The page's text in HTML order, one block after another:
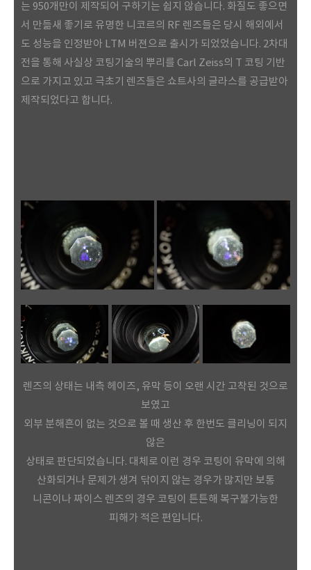
는 950개만이 제작되어 구하기는 쉽지 않습니다. 화질도 좋으면
서 만듦새 좋기로 유명한 니코르의 RF 렌즈들은 당시 해외에서
도 성능을 인정받아 LTM 버젼으로 출시가 되었었습니다. 2차대
전을 통해 사실상 코팅기술의 뿌리를 Carl Zeiss의 T 코팅 기반
으로 가지고 있고 극초기 렌즈들은 쇼트사의 글라스를 공급받아
제작되었다고 합니다.
렌즈의 상태는 내측 헤이즈, 유막 등이 오랜 시간 고착된 것으로
보였고
외부 분해흔이 없는 것으로 볼 때 생산 후 한번도 클리닝이 되지
않은
상태로 판단되었습니다. 대체로 이런 경우 코팅이 유막에 의해
산화되거나 문제가 생겨 닦이지 않는 경우가 많지만 보통
니콘이나 짜이스 렌즈의 경우 코팅이 튼튼해 복구불가능한
피 해가 적은 편입니다.